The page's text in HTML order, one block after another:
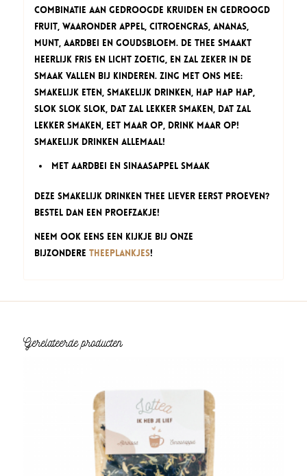
combinatie aan gedroogde kruiden en gedroogd
fruit, waaronder appel, citroengras, ananas,
munt, aardbei en goudsbloem. De thee smaakt
heerlijk fris en licht zoetig, en zal zeker in de
smaak vallen bij kinderen. Zing met ons mee:
smakelijk eten, smakelijk drinken, hap hap hap,
slok slok slok, dat zal lekker smaken, dat zal
lekker smaken, eet maar op, drink maar op!
Smakelijk Drinken allemaal!
Met aardbei en sinaasappel smaak
Deze Smakelijk Drinken thee liever eerst proeven?
Bestel dan een proefzakje!
Neem ook eens een kijkje bij onze
bijzondere theeplankjes!
Gerelateerde producten